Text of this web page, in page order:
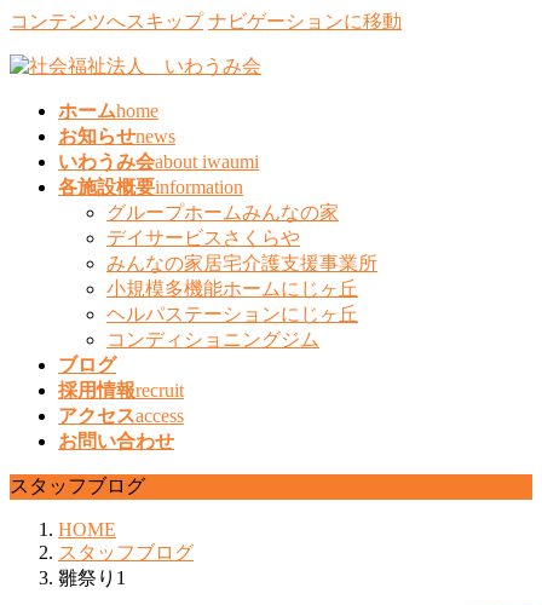
コンテンツへスキップ ナビゲーションに移動
ホームhome
お知らせnews
いわうみ会about iwaumi
各施設概要information
グループホームみんなの家
デイサービスさくらや
みんなの家居宅介護支援事業所
小規模多機能ホームにじヶ丘
ヘルパステーションにじヶ丘
コンディショニングジム
ブログ
採用情報recruit
アクセスaccess
お問い合わせ
スタッフブログ
HOME
スタッフブログ
雛祭り1